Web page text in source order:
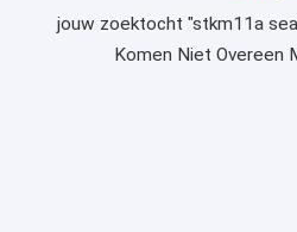
jouw zoektocht "stkm11a
Komen Niet Overeen